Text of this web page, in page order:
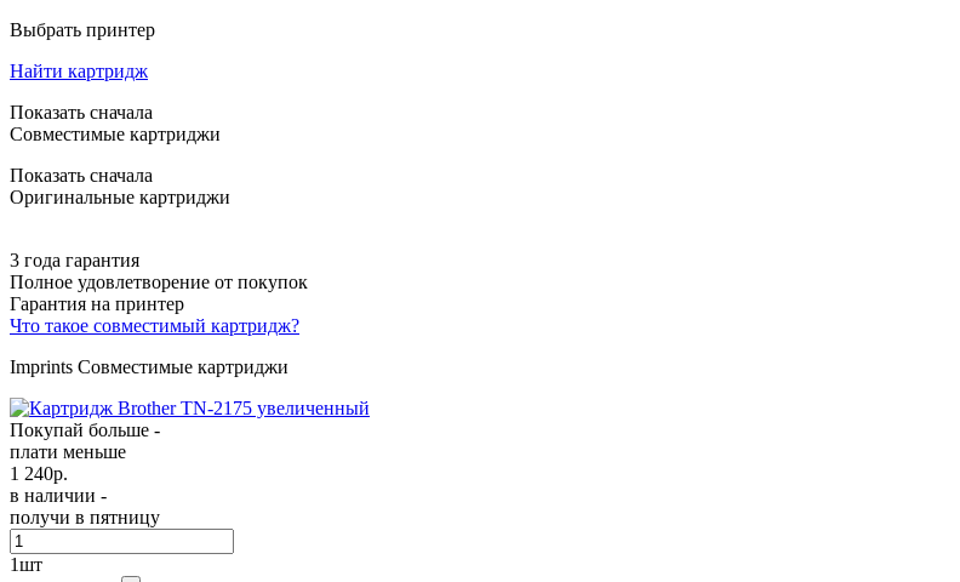
Выбрать принтер
Найти картридж
Показать сначала
Совместимые картриджи
Показать сначала
Оригинальные картриджи
3 года гарантия
Полное удовлетворение от покупок
Гарантия на принтер
Что такое совместимый картридж?
Imprints Совместимые картриджи
Покупай больше -
плати меньше
1 240р.
в наличии -
получи в пятницу
1шт